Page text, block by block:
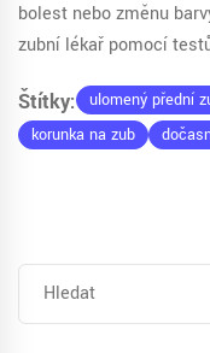
bolest nebo změnu
zubní lékař pomocí
Štítky: ulomený přední
korunka na zub